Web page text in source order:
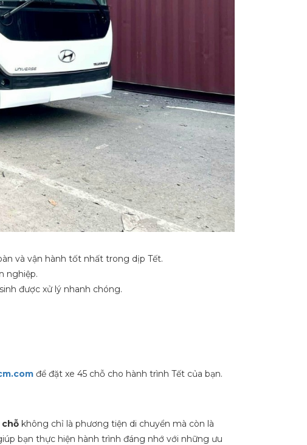
và vận hành tốt nhất trong dịp Tết.
nghiệp.
được xử lý nhanh chóng.
để đặt xe 45 chỗ cho hành trình Tết của bạn.
chỗ không chỉ là phương tiện di chuyển mà còn là
bạn thực hiện hành trình đáng nhớ với những ưu